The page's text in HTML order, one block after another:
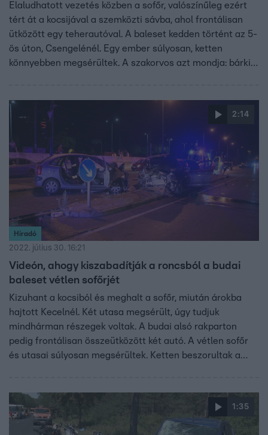
Elaludhatott vezetés közben a sofőr, valószínűleg ezért
tért át a kocsijával a szemközti sávba, ahol frontálisan
ütközött egy teherautóval. A baleset kedden történt az 5-
ös úton, Csengelénél. Egy ember súlyosan, ketten
könnyebben megsérültek. A szakorvos azt mondja: bárki
2:14
Híradó
2022. július 30. 16:21
Videón, ahogy kiszabadítják a roncsból a budai
baleset vétlen sofőrjét
Kizuhant a kocsiból és meghalt a sofőr, miután árokba
hajtott Kecelnél. Két utasa megsérült, úgy tudjuk
mindhárman részegek voltak. A budai alsó rakparton
pedig frontálisan összeütközött két autó. A vétlen sofőr
és utasai súlyosan megsérültek. Ketten beszorultak a
1:35